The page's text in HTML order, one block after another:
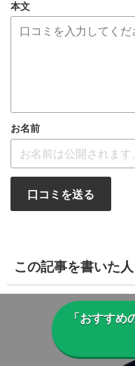
本文
お名前
口コミを送る
この記事を書いた人
「おすすめ